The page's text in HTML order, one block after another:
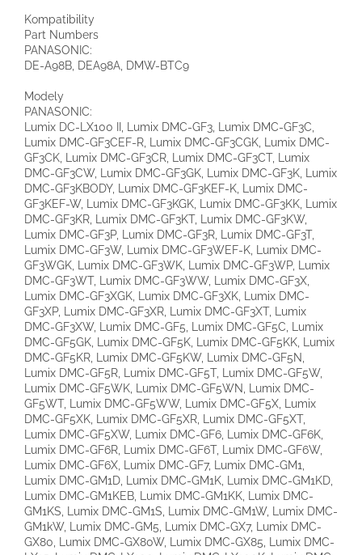
Kompatibility
Part Numbers
PANASONIC:
DE-A98B, DEA98A, DMW-BTC9
Modely
PANASONIC:
Lumix DC-LX100 II, Lumix DMC-GF3, Lumix DMC-GF3C,
Lumix DMC-GF3CEF-R, Lumix DMC-GF3CGK, Lumix DMC-
GF3CK, Lumix DMC-GF3CR, Lumix DMC-GF3CT, Lumix
DMC-GF3CW, Lumix DMC-GF3GK, Lumix DMC-GF3K, Lumix
DMC-GF3KBODY, Lumix DMC-GF3KEF-K, Lumix DMC-
GF3KEF-W, Lumix DMC-GF3KGK, Lumix DMC-GF3KK, Lumix
DMC-GF3KR, Lumix DMC-GF3KT, Lumix DMC-GF3KW,
Lumix DMC-GF3P, Lumix DMC-GF3R, Lumix DMC-GF3T,
Lumix DMC-GF3W, Lumix DMC-GF3WEF-K, Lumix DMC-
GF3WGK, Lumix DMC-GF3WK, Lumix DMC-GF3WP, Lumix
DMC-GF3WT, Lumix DMC-GF3WW, Lumix DMC-GF3X,
Lumix DMC-GF3XGK, Lumix DMC-GF3XK, Lumix DMC-
GF3XP, Lumix DMC-GF3XR, Lumix DMC-GF3XT, Lumix
DMC-GF3XW, Lumix DMC-GF5, Lumix DMC-GF5C, Lumix
DMC-GF5GK, Lumix DMC-GF5K, Lumix DMC-GF5KK, Lumix
DMC-GF5KR, Lumix DMC-GF5KW, Lumix DMC-GF5N,
Lumix DMC-GF5R, Lumix DMC-GF5T, Lumix DMC-GF5W,
Lumix DMC-GF5WK, Lumix DMC-GF5WN, Lumix DMC-
GF5WT, Lumix DMC-GF5WW, Lumix DMC-GF5X, Lumix
DMC-GF5XK, Lumix DMC-GF5XR, Lumix DMC-GF5XT,
Lumix DMC-GF5XW, Lumix DMC-GF6, Lumix DMC-GF6K,
Lumix DMC-GF6R, Lumix DMC-GF6T, Lumix DMC-GF6W,
Lumix DMC-GF6X, Lumix DMC-GF7, Lumix DMC-GM1,
Lumix DMC-GM1D, Lumix DMC-GM1K, Lumix DMC-GM1KD,
Lumix DMC-GM1KEB, Lumix DMC-GM1KK, Lumix DMC-
GM1KS, Lumix DMC-GM1S, Lumix DMC-GM1W, Lumix DMC-
GM1kW, Lumix DMC-GM5, Lumix DMC-GX7, Lumix DMC-
GX80, Lumix DMC-GX80W, Lumix DMC-GX85, Lumix DMC-